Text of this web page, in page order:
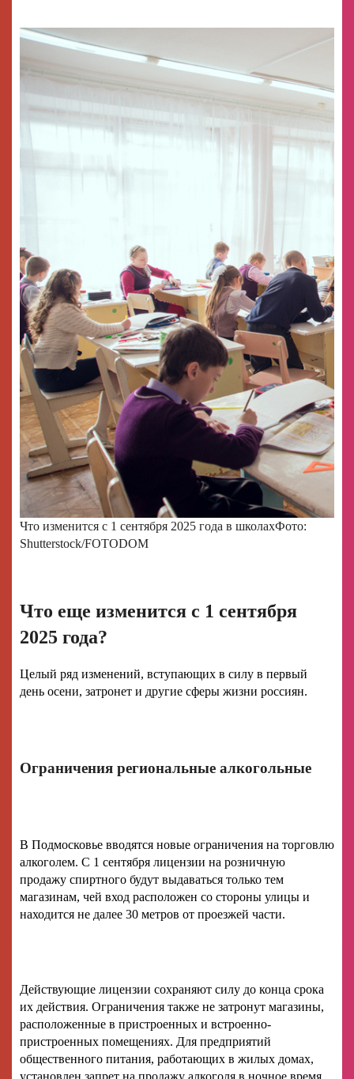
Что изменится с 1 сентября 2025 года в школахФото:
Shutterstock/FOTODOM
Что еще изменится с 1 сентября
2025 года?
Целый ряд изменений, вступающих в силу в первый
день осени, затронет и другие сферы жизни россиян.
Ограничения региональные алкогольные
В Подмосковье вводятся новые ограничения на торговлю
алкоголем. С 1 сентября лицензии на розничную
продажу спиртного будут выдаваться только тем
магазинам, чей вход расположен со стороны улицы и
находится не далее 30 метров от проезжей части.
Действующие лицензии сохраняют силу до конца срока
их действия. Ограничения также не затронут магазины,
расположенные в пристроенных и встроенно-
пристроенных помещениях. Для предприятий
общественного питания, работающих в жилых домах,
установлен запрет на продажу алкоголя в ночное время